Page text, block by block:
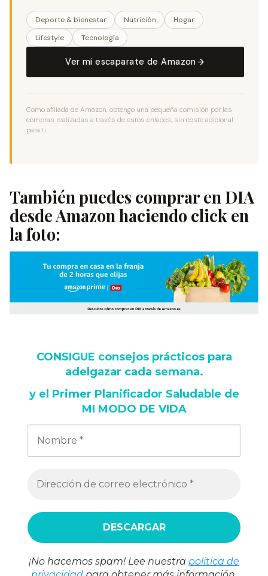
Deporte & bienestar Nutrición
Hogar
Lifestyle
Tecnología
Ver mi escaparate de Amazon
Como afiliada de Amazon, obtengo una pequeña comisión por las
compras realizadas a través de estos enlaces, sin coste adicional
para ti.
También puedes comprar en DIA
desde Amazon haciendo click en
la foto:
CONSIGUE consejos prácticos para
adelgazar cada semana.
y el Primer Planificador Saludable de
MI MODO DE VIDA
¡No hacemos spam! Lee nuestra política de